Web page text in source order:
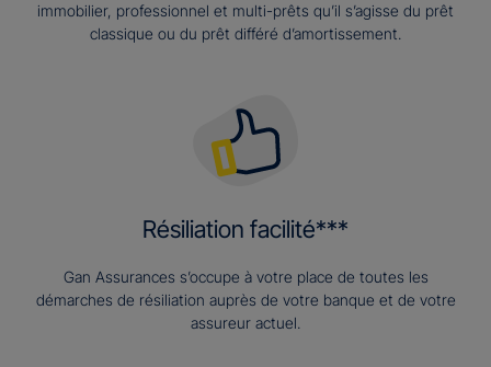
immobilier, professionnel et multi-prêts qu’il s’agisse du prêt
classique ou du prêt différé d’amortissement.
Résiliation facilité***
Gan Assurances s’occupe à votre place de toutes les
démarches de résiliation auprès de votre banque et de votre
assureur actuel.